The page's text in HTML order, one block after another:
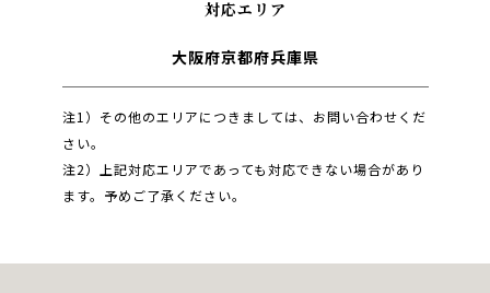
対応エリア
大阪府京都府兵庫県
注1）その他のエリアにつきましては、お問い合わせくだ
さい。
注2）上記対応エリアであっても対応できない場合があり
ます。予めご了承ください。